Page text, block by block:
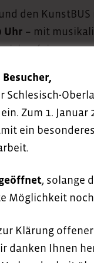
den KunstBUS
Uhr – mit
feiern.
uns freuen
Schlesisch-
Zum 1. Januar
ein
, solange
Möglichkeit
Klärung
danken Ihnen